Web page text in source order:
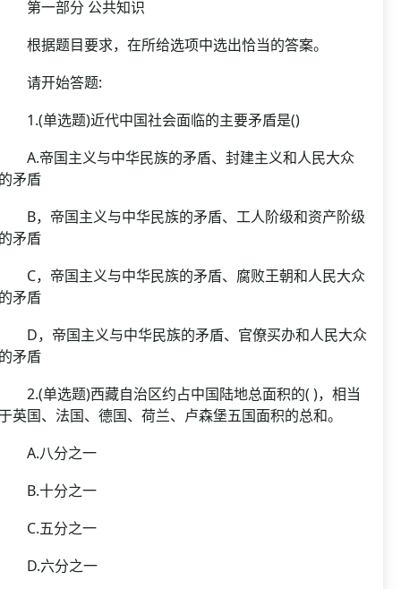
一部分 公共知识
据题目要求，在所给选项中选出恰当的答案。
开始答题:
单选题)近代中国社会面临的主要矛盾是()
帝国主义与中华民族的矛盾、封建主义和人民大众
矛盾
，帝国主义与中华民族的矛盾、工人阶级和资产阶级
矛盾
，帝国主义与中华民族的矛盾、腐败王朝和人民大众
矛盾
，帝国主义与中华民族的矛盾、官僚买办和人民大众
矛盾
单选题)西藏自治区约占中国陆地总面积的( )，相当
英国、法国、德国、荷兰、卢森堡五国面积的总和。
八分之一
十分之一
五分之一
六分之一